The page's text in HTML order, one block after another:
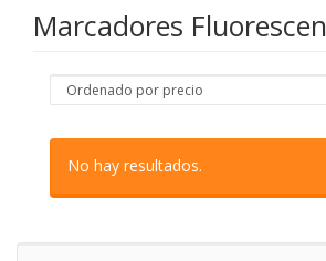
Marcadores
No hay resultados.